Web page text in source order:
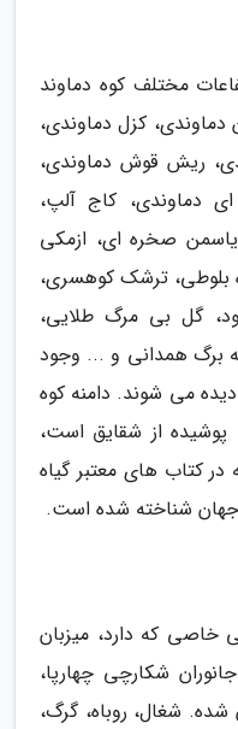
مختلف کوه دماوند
دماوندی، کزل دماوندی،
ریش قوش دماوندی،
دماوندی، کاج آلپ،
صخره ای، ازمکی
بلوطی، ترشک کوهسری،
گل بی مرگ طلایی،
برگ همدانی و ... وجود
می شوند. دامنه کوه
3500 متری نیز، پوشیده از شقایق است،
در کتاب های معتبر گیاه
شناخته شده است.
خاصی که دارد، میزبان
شکارچی چهارپا،
شده. شغال، روباه، گرگ،